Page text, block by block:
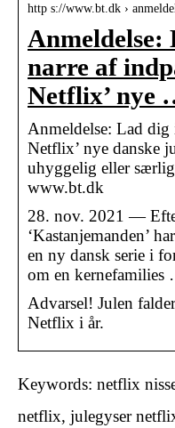
http s://www.bt.dk ›
narre af
Netflix’ nye
Anmeldelse: Lad
Netflix’ nye danske
uhyggelig eller
www.bt.dk
28. nov. 2021 —
‘Kastanjemanden’
en ny dansk serie i
om en kernefamilies
Advarsel! Julen
Netflix i år.
Keywords: netflix
netflix, julegyser